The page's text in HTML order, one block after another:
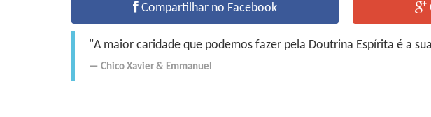
Compartilhar no Facebook
"A maior caridade que podemos fazer pela Doutrina Espírita é a
Chico Xavier & Emmanuel